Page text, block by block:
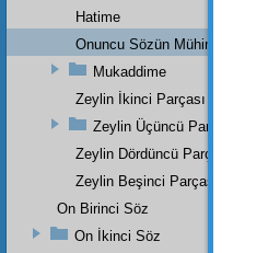
Hatime
Onuncu Sözün Mühim Bir
Mukaddime
Zeylin İkinci Parçası
Zeylin Üçüncü Parçası
Zeylin Dördüncü Parçası
Zeylin Beşinci Parçası
On Birinci Söz
On İkinci Söz